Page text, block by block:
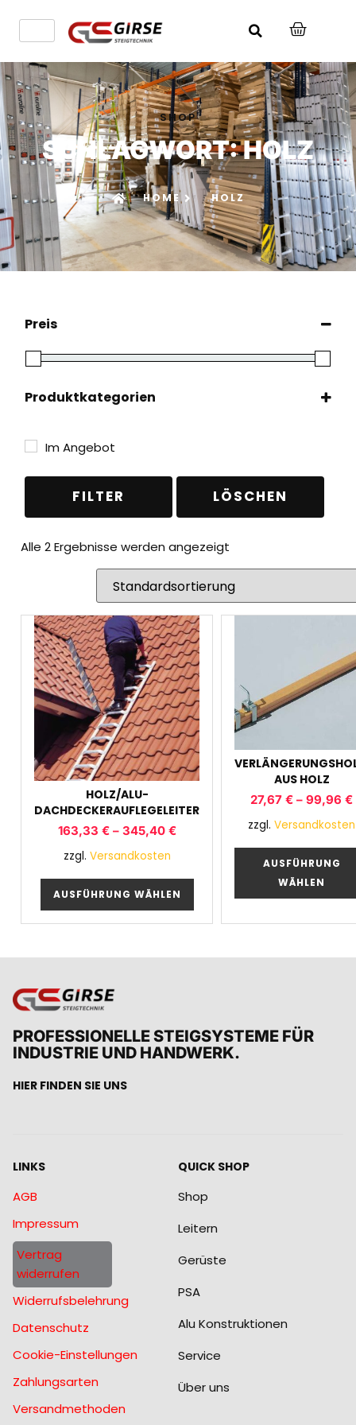
SHOP
SCHLAGWORT: HOLZ
HOME HOLZ
Preis
Produktkategorien
Spezialleitern
Dachleitern
Zubehör & Ersatzteile (1)
Im Angebot
FILTER LÖSCHEN
Alle 2 Ergebnisse werden angezeigt
HOLZ/ALU-
DACHDECKERAUFLEGELEITER
163,33 €– 345,40 €
zzgl. Versandkosten
AUSFÜHRUNG WÄHLEN
AUS HOLZ
27,67 € – 99,96 €
zzgl. Versandkosten
AUSFÜHRUNG
WÄHLEN
PROFESSIONELLE STEIGSYSTEME FÜR
INDUSTRIE UND HANDWERK.
HIER FINDEN SIE UNS
LINKS
AGB
Impressum
Vertrag
widerrufen
Widerrufsbelehrung
Datenschutz
Cookie-Einstellungen
Zahlungsarten
Versandmethoden
QUICK SHOP
Shop
Leitern
Gerüste
PSA
Alu Konstruktionen
Service
Über uns